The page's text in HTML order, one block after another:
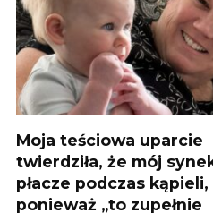
Moja teściowa uparcie
twierdziła, że mój
płacze podczas kąpieli,
ponieważ „to zupełnie